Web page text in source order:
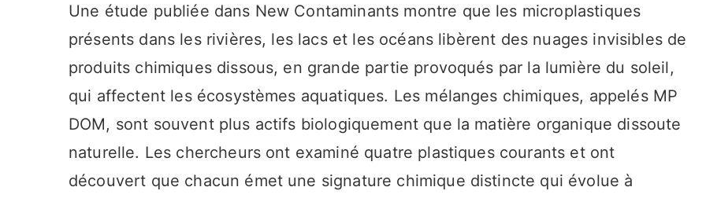
Une étude publiée dans New Contaminants montre que les microplastiques
présents dans les rivières, les lacs et les océans libèrent des nuages ​​invisibles de
produits chimiques dissous, en grande partie provoqués par la lumière du soleil,
qui affectent les écosystèmes aquatiques. Les mélanges chimiques, appelés MP
DOM, sont souvent plus actifs biologiquement que la matière organique dissoute
naturelle. Les chercheurs ont examiné quatre plastiques courants et ont
découvert que chacun émet une signature chimique distincte qui évolue à